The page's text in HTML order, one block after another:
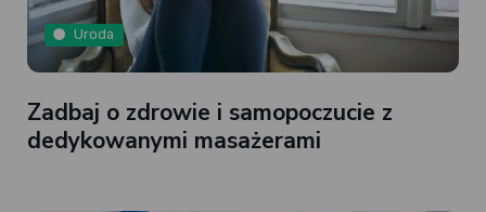
Uroda
Zadbaj o zdrowie i samopoczucie z
dedykowanymi masażerami